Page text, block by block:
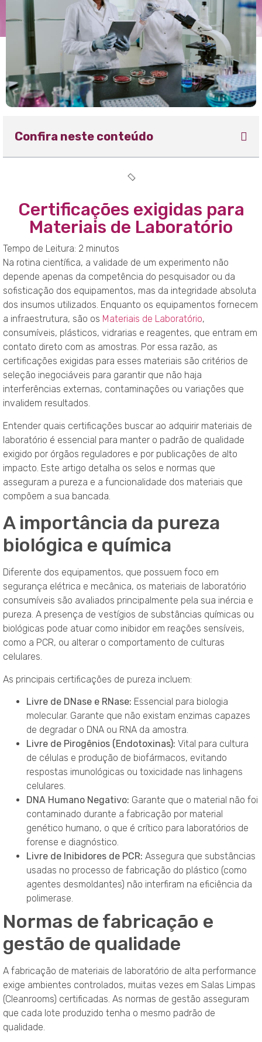
Confira neste conteúdo
Certificações exigidas para
Materiais de Laboratório
Tempo de Leitura: 2 minutos
Na rotina científica, a validade de um experimento não
depende apenas da competência do pesquisador ou da
sofisticação dos equipamentos, mas da integridade absoluta
dos insumos utilizados. Enquanto os equipamentos fornecem
a infraestrutura, são os Materiais de Laboratório,
consumíveis, plásticos, vidrarias e reagentes, que entram em
contato direto com as amostras. Por essa razão, as
certificações exigidas para esses materiais são critérios de
seleção inegociáveis para garantir que não haja
interferências externas, contaminações ou variações que
invalidem resultados.
Entender quais certificações buscar ao adquirir materiais de
laboratório é essencial para manter o padrão de qualidade
exigido por órgãos reguladores e por publicações de alto
impacto. Este artigo detalha os selos e normas que
asseguram a pureza e a funcionalidade dos materiais que
compõem a sua bancada.
A importância da pureza
biológica e química
Diferente dos equipamentos, que possuem foco em
segurança elétrica e mecânica, os materiais de laboratório
consumíveis são avaliados principalmente pela sua inércia e
pureza. A presença de vestígios de substâncias químicas ou
biológicas pode atuar como inibidor em reações sensíveis,
como a PCR, ou alterar o comportamento de culturas
celulares.
As principais certificações de pureza incluem:
Livre de DNase e RNase: Essencial para biologia
molecular. Garante que não existam enzimas capazes
de degradar o DNA ou RNA da amostra.
Livre de Pirogênios (Endotoxinas): Vital para cultura
de células e produção de biofármacos, evitando
respostas imunológicas ou toxicidade nas linhagens
celulares.
DNA Humano Negativo: Garante que o material não foi
contaminado durante a fabricação por material
genético humano, o que é crítico para laboratórios de
forense e diagnóstico.
Livre de Inibidores de PCR: Assegura que substâncias
usadas no processo de fabricação do plástico (como
agentes desmoldantes) não interfiram na eficiência da
polimerase.
Normas de fabricação e
gestão de qualidade
A fabricação de materiais de laboratório de alta performance
exige ambientes controlados, muitas vezes em Salas Limpas
(Cleanrooms) certificadas. As normas de gestão asseguram
que cada lote produzido tenha o mesmo padrão de
qualidade.